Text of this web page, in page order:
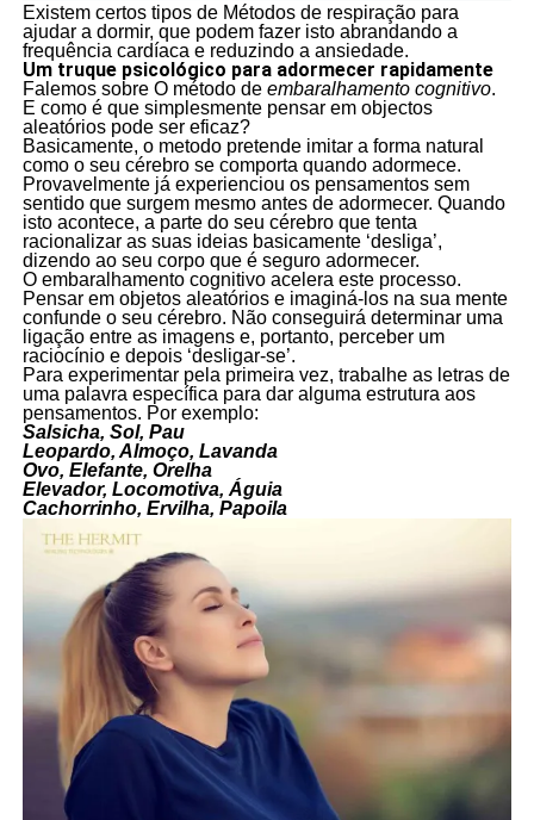
Existem certos tipos de Métodos de respiração para
ajudar a dormir, que podem fazer isto abrandando a
frequência cardíaca e reduzindo a ansiedade.
Um truque psicológico para adormecer rapidamente
Falemos sobre O método de embaralhamento cognitivo.
E como é que simplesmente pensar em objectos
aleatórios pode ser eficaz?
Basicamente, o metodo pretende imitar a forma natural
como o seu cérebro se comporta quando adormece.
Provavelmente já experienciou os pensamentos sem
sentido que surgem mesmo antes de adormecer. Quando
isto acontece, a parte do seu cérebro que tenta
racionalizar as suas ideias basicamente ‘desliga’,
dizendo ao seu corpo que é seguro adormecer.
O embaralhamento cognitivo acelera este processo.
Pensar em objetos aleatórios e imaginá-los na sua mente
confunde o seu cérebro. Não conseguirá determinar uma
ligação entre as imagens e, portanto, perceber um
raciocínio e depois ‘desligar-se’.
Para experimentar pela primeira vez, trabalhe as letras de
uma palavra específica para dar alguma estrutura aos
pensamentos. Por exemplo:
Salsicha, Sol, Pau
Leopardo, Almoço, Lavanda
Ovo, Elefante, Orelha
Elevador, Locomotiva, Águia
Cachorrinho, Ervilha, Papoila